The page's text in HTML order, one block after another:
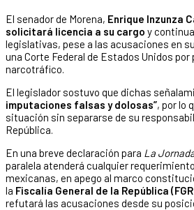
El senador de Morena, Enrique Inzunza
solicitará licencia a su cargo y
legislativas, pese a las acusaciones en
una Corte Federal de Estados Unidos
narcotráfico.
El legislador sostuvo que dichas
imputaciones falsas y dolosas”, por lo
situación sin separarse de su
República.
En una breve declaración para La
paralela atenderá cualquier
mexicanas, en apego al marco
la Fiscalía General de la República
refutará las acusaciones desde su